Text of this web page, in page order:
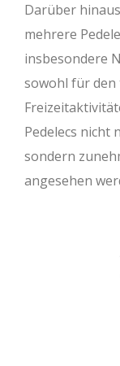
Darüber
mehrere
insbesondere
sowohl für den
Pedelecs nicht
sondern
angesehen